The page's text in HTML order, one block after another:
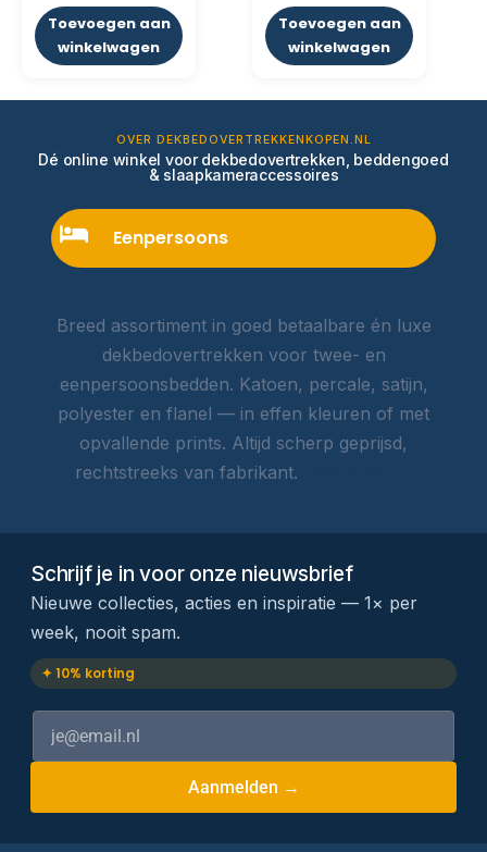
Toevoegen aan
winkelwagen
Toevoegen aan
winkelwagen
OVER DEKBEDOVERTREKKENKOPEN.NL
Dé online winkel voor dekbedovertrekken, beddengoed
& slaapkameraccessoires
Eenpersoons
Breed assortiment in goed betaalbare én luxe
dekbedovertrekken voor twee- en
eenpersoonsbedden. Katoen, percale, satijn,
polyester en flanel — in effen kleuren of met
opvallende prints. Altijd scherp geprijsd,
rechtstreeks van fabrikant.
Schrijf je in voor onze nieuwsbrief
Nieuwe collecties, acties en inspiratie — 1× per
week, nooit spam.
✦ 10% korting
Aanmelden →